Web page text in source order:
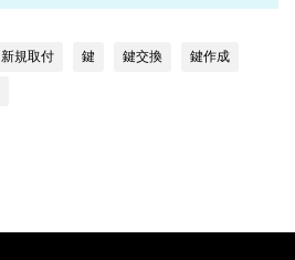
新規取付 鍵 鍵交換 鍵作成